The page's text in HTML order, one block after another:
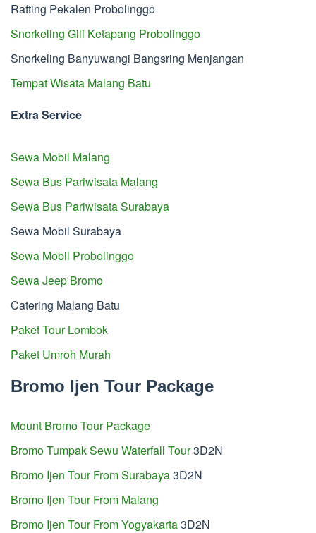
Rafting Pekalen Probolinggo
Snorkeling Gili Ketapang Probolinggo
Snorkeling Banyuwangi Bangsring Menjangan
Tempat Wisata Malang Batu
Extra Service
Sewa Mobil Malang
Sewa Bus Pariwisata Malang
Sewa Bus Pariwisata Surabaya
Sewa Mobil Surabaya
Sewa Mobil Probolinggo
Sewa Jeep Bromo
Catering Malang Batu
Paket Tour Lombok
Paket Umroh Murah
Bromo Ijen Tour Package
Mount Bromo Tour Package
Bromo Tumpak Sewu Waterfall Tour3D2N
Bromo Ijen Tour From Surabaya3D2N
Bromo Ijen Tour From Malang
Bromo Ijen Tour From Yogyakarta3D2N